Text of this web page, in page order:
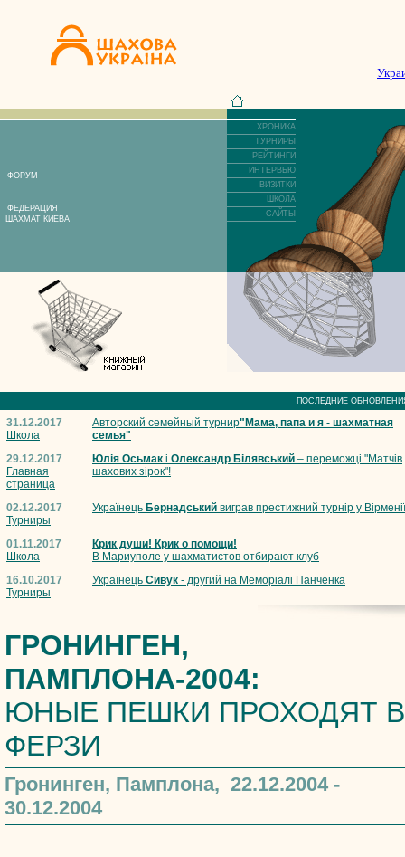
ФОРУМ
ФЕДЕРАЦИЯ
ШАХМАТ КИЕВА
ХРОНИКА
ТУРНИРЫ
РЕЙТИНГИ
ИНТЕРВЬЮ
ВИЗИТКИ
ШКОЛА
САЙТЫ
ПОСЛЕДНИЕ
31.12.2017
Школа
Авторский семейный турнир"Мама, папа и я - шахматная
семья"
29.12.2017
Главная
страница
Юлія Осьмак і Олександр Білявський – переможці "Матчів
шахових зірок"!
02.12.2017
Турниры
Українець Бернадський виграв престижний турнір у Вірменії
01.11.2017
Школа
Крик души! Крик о помощи!
В Мариуполе у шахматистов отбирают клуб
16.10.2017
Турниры
Українець Сивук - другий на Меморіалі Панченка
ГРОНИНГЕН,
ПАМПЛОНА-2004:
ЮНЫЕ ПЕШКИ ПРОХОДЯТ В
ФЕРЗИ
Гронинген, Памплона, 22.12.2004 -
30.12.2004